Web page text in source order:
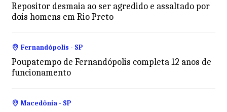
Repositor desmaia ao ser agredido e assaltado por
dois homens em Rio Preto
Fernandópolis - SP
Poupatempo de Fernandópolis completa 12 anos de
funcionamento
Macedônia - SP